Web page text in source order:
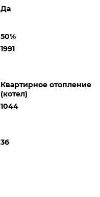
Да
50%
1991
Квартирное отопление
(котел)
1044
36